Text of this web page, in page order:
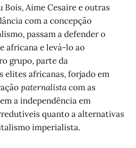
Bois, Aime Cesaire e outras
com a concepção
passam a defender o
africana e levá-lo ao
grupo, parte da
elites africanas, forjado em
paternalistacom as
a independência em
quanto a alternativas
imperialista.